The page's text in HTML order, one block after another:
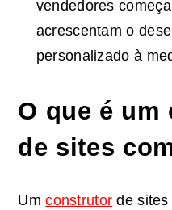
vendedores
acrescentam o
personalizado à
O que é
de sites
Umconstrutor de sites